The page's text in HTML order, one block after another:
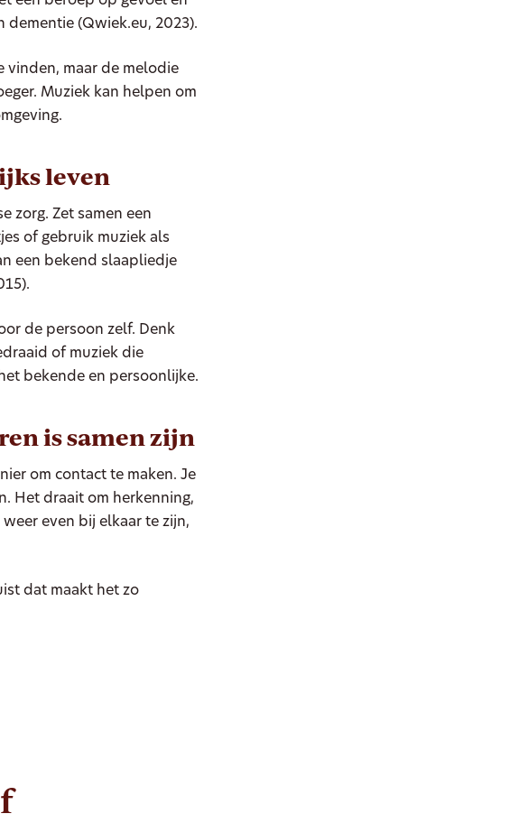
(Qwiek.eu, 2023).
vinden, maar de melodie
Muziek kan helpen om
leven
zorg. Zet samen een
of gebruik muziek als
een bekend slaapliedje
de persoon zelf. Denk
of muziek die
bekende en persoonlijke.
is samen zijn
om contact te maken. Je
Het draait om herkenning,
even bij elkaar te zijn,
dat maakt het zo